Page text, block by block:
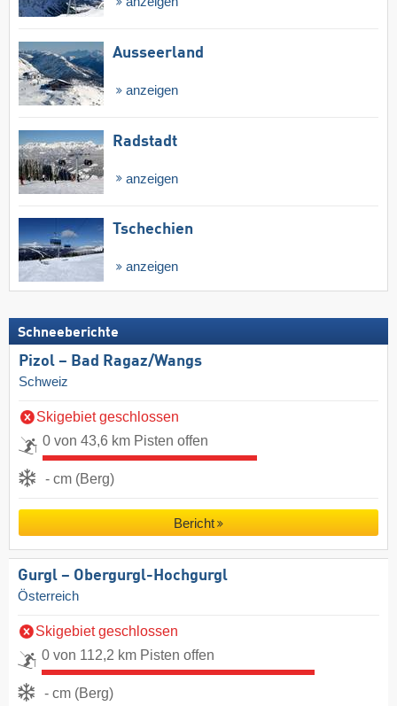
Ausseerland
anzeigen
Radstadt
anzeigen
Tschechien
anzeigen
Schneeberichte
Pizol – Bad Ragaz/​Wangs
Schweiz
Skigebiet geschlossen
0 von 43,6 km Pisten offen
- cm (Berg)
Bericht
Gurgl – Obergurgl-Hochgurgl
Österreich
Skigebiet geschlossen
0 von 112,2 km Pisten offen
- cm (Berg)